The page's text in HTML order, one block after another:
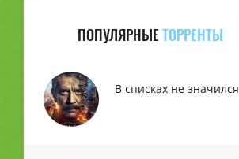
ПОПУЛЯРНЫЕТОРРЕНТЫ
В списках не значился